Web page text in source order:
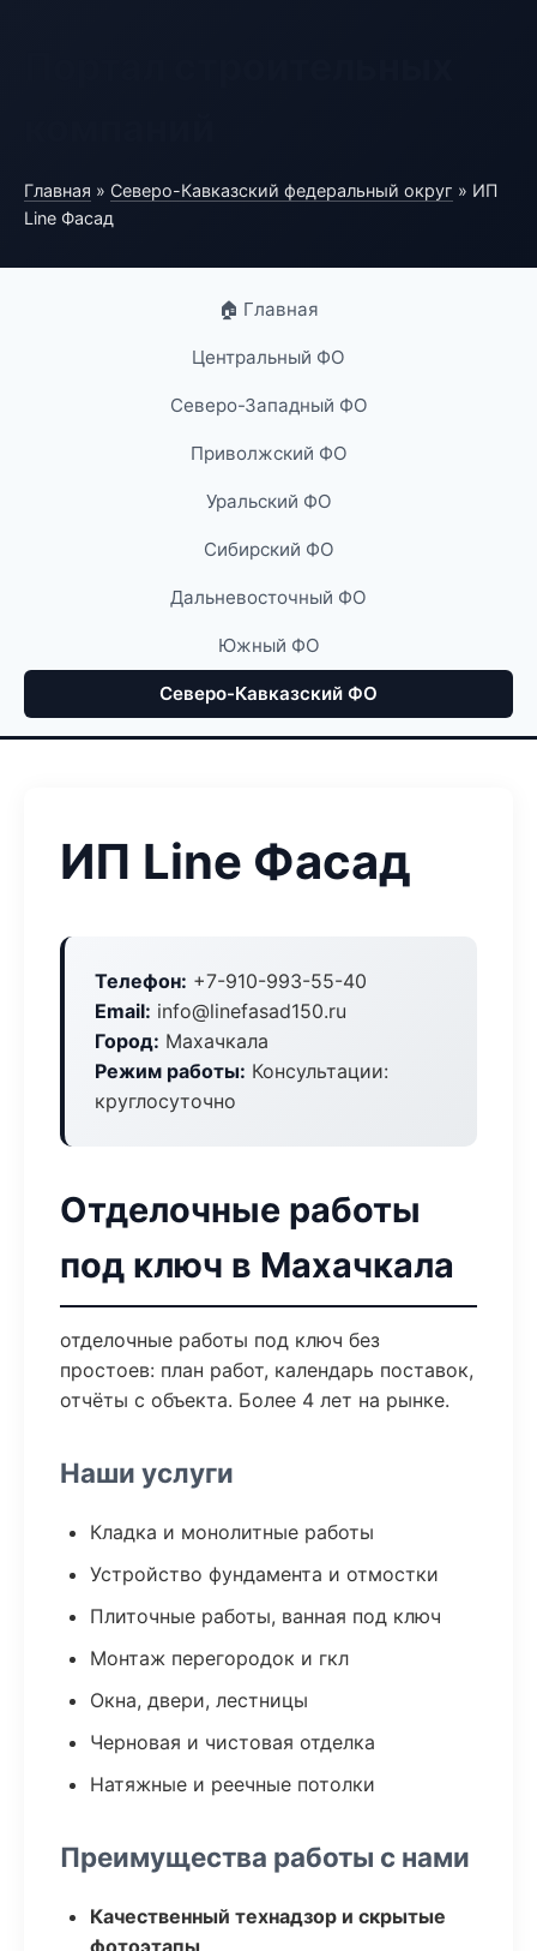
Главная » Северо-Кавказский федеральный округ » ИП
Line Фасад
🏠 Главная
Центральный ФО
Северо-Западный ФО
Приволжский ФО
Уральский ФО
Сибирский ФО
Дальневосточный ФО
Южный ФО
Северо-Кавказский ФО
ИП Line Фасад
Телефон: +7-910-993-55-40
Email: info@linefasad150.ru
Город: Махачкала
Режим работы: Консультации:
круглосуточно
Отделочные работы
под ключ в Махачкала
отделочные работы под ключ без
простоев: план работ, календарь поставок,
отчёты с объекта. Более 4 лет на рынке.
Наши услуги
Кладка и монолитные работы
Устройство фундамента и отмостки
Плиточные работы, ванная под ключ
Монтаж перегородок и гкл
Окна, двери, лестницы
Черновая и чистовая отделка
Натяжные и реечные потолки
Преимущества работы с нами
Качественный технадзор и скрытые
фотоэтапы